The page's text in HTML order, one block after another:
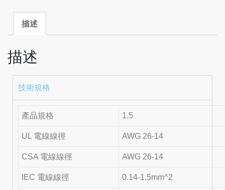
描述
描述
技術規格
產品規格 1.5
UL 電線線徑 AWG 26-14
CSA 電線線徑 AWG 26-14
IEC 電線線徑 0.14-1.5mm^2